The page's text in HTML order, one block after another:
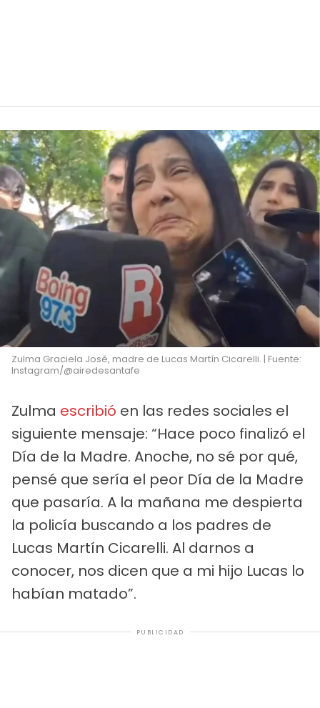
Zulma Graciela José, madre de Lucas Martín Cicarelli. | Fuente:
Instagram/@airedesantafe
Zulma escribió en las redes sociales el
siguiente mensaje: “Hace poco finalizó el
Día de la Madre. Anoche, no sé por qué,
pensé que sería el peor Día de la Madre
que pasaría. A la mañana me despierta
la policía buscando a los padres de
Lucas Martín Cicarelli. Al darnos a
conocer, nos dicen que a mi hijo Lucas lo
habían matado”.
PUBLICIDAD